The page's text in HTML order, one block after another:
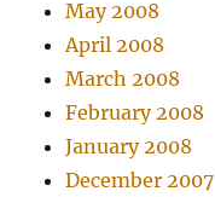
May 2008
April 2008
March 2008
February 2008
January 2008
December 2007